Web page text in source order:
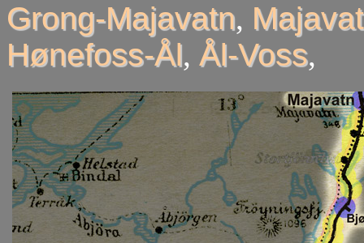
Grong-Majavatn,
Hønefoss-Ål, Ål-Voss,